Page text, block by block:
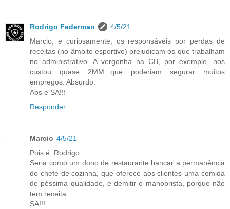
Rodrigo Federman
4/5/21
Marcio, e curiosamente, os responsáveis por perdas de
receitas (no âmbito esportivo) prejudicam os que trabalham
no administrativo. A vergonha na CB, por exemplo, nos
custou quase 2MM...que poderiam segurar muitos
empregos. Absurdo.
Abs e SA!!!
Responder
Marcio 4/5/21
Pois é, Rodrigo.
Seria como um dono de restaurante bancar a permanência
do chefe de cozinha, que oferece aos clientes uma comida
de péssima qualidade, e demitir o manobrista, porque não
tem receita.
SA!!!